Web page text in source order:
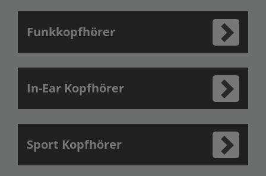
Funkkopfhörer
In-Ear Kopfhörer
Sport Kopfhörer